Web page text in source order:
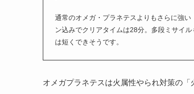
通常のオメガ・プラネテスよりもさらに強
ン込みでクリアタイムは28分。多段ミサイ
は短くできそうです。
オメガプラネテスは火属性やられ対策の「